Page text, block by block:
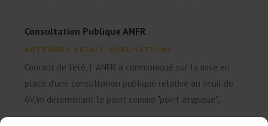
Consultation Publique ANFR
ANTENNES RELAIS , PUBLICATIONS
Courant de l'été, l' ANFR a communiqué sur la mise en
place d'une consultation publique relative au seuil de
6V/m déterminant le point comme "point atypique",...